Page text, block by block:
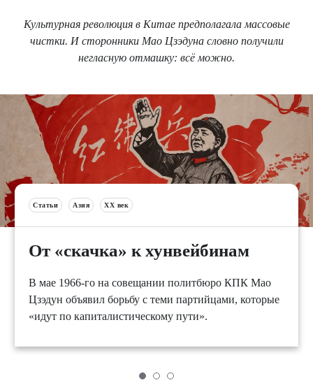
Культурная революция в Китае предполагала массовые
чистки. И сторонники Мао Цзэдуна словно получили
негласную отмашку: всё можно.
Статьи Азия XX век
От «скачка» к хунвейбинам
В мае 1966-го на совещании политбюро КПК Мао
Цзэдун объявил борьбу с теми партийцами, которые
«идут по капиталистическому пути».